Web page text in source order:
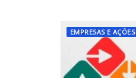
EMPRESAS E AÇÕES